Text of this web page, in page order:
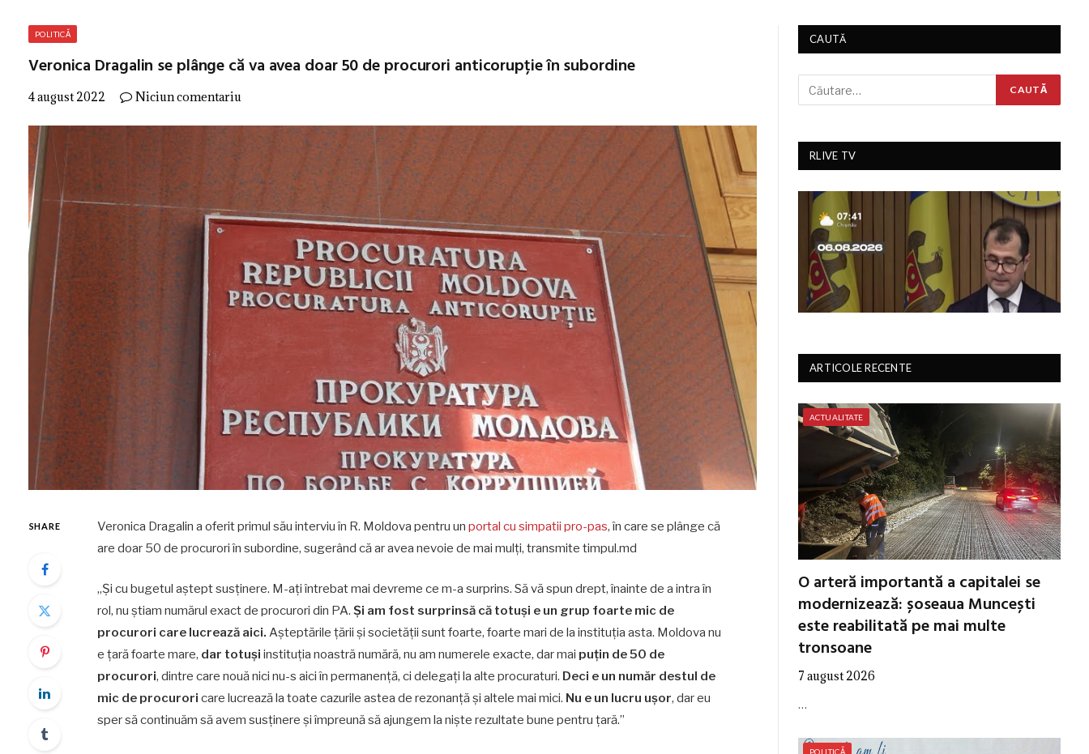
POLITICĂ
Veronica Dragalin se plânge că va avea doar 50 de procurori anticorupție în subordine
4 august 2022 Niciun comentariu
SHARE Veronica Dragalin a oferit primul său interviu în R. Moldova pentru un portal cu simpatii pro-pas, în care se plânge că
are doar 50 de procurori în subordine, sugerând că ar avea nevoie de mai mulți, transmite timpul.md
„Și cu bugetul aștept susținere. M-ați întrebat mai devreme ce m-a surprins. Să vă spun drept, înainte de a intra în
rol, nu știam numărul exact de procurori din PA. Și am fost surprinsă că totuși e un grup foarte mic de
procurori care lucrează aici. Așteptările țării și societății sunt foarte, foarte mari de la instituția asta. Moldova nu
e țară foarte mare, dar totuși instituția noastră numără, nu am numerele exacte, dar mai puțin de 50 de
procurori, dintre care nouă nici nu-s aici în permanență, ci delegați la alte procuraturi. Deci e un număr destul de
mic de procurori care lucrează la toate cazurile astea de rezonanță și altele mai mici. Nu e un lucru ușor, dar eu
sper să continuăm să avem susținere și împreună să ajungem la niște rezultate bune pentru țară.”
CAUTĂ
RLIVE TV
ARTICOLE RECENTE
ACTUALITATE
O arteră importantă a capitalei se
modernizează: șoseaua Muncești
este reabilitată pe mai multe
tronsoane
7 august 2026
…
POLITICĂ